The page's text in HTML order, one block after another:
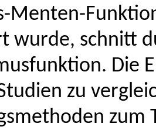
Menten-
wurde, schnitt
Die
zu
zum